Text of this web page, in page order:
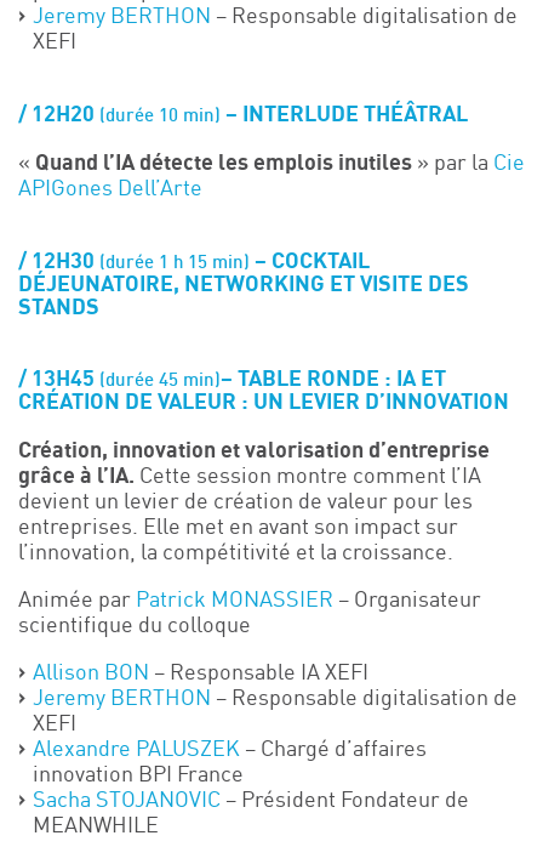
Jeremy BERTHON – Responsable digitalisation de
XEFI
12H20 (durée 10 min) – INTERLUDE THÉÂTRAL
« Quand l’IA détecte les emplois inutiles » par la Cie
APIGones Dell’Arte
12H30 (durée 1 h 15 min) – COCKTAIL
DÉJEUNATOIRE, NETWORKING ET VISITE DES
STANDS
13H45 (durée 45 min)– TABLE RONDE : IA ET
CRÉATION DE VALEUR : UN LEVIER D’INNOVATION
Création, innovation et valorisation d’entreprise
grâce à l’IA. Cette session montre comment l’IA
devient un levier de création de valeur pour les
entreprises. Elle met en avant son impact sur
l’innovation, la compétitivité et la croissance.
Animée par Patrick MONASSIER – Organisateur
scientifique du colloque
Allison BON – Responsable IA XEFI
Jeremy BERTHON – Responsable digitalisation de
XEFI
Alexandre PALUSZEK – Chargé d’affaires
innovation BPI France
Sacha STOJANOVIC– Président Fondateur de
MEANWHILE